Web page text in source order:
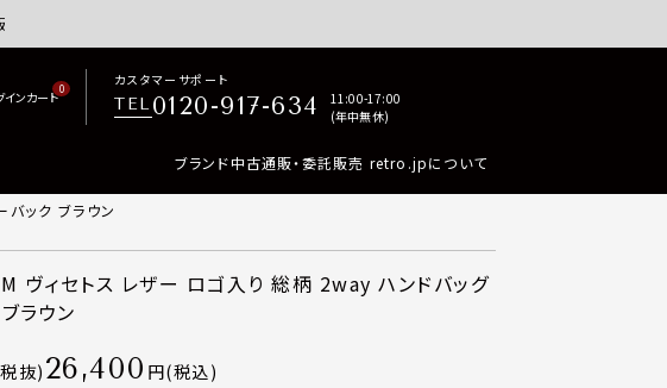
イトretro.jp商品はすべて正規品保証・返品可能（返品NG記載品を除く）
0
カスタマーサポート
TEL0120-917-634
11:00-17:00
(年中無休)
ブランド中古通販・委託販売 retro.jpについて
ック ブラウン
ヴィセトス レザー ロゴ入り 総柄 2way ハンドバッグ
ラウン
税抜 26,400 税込